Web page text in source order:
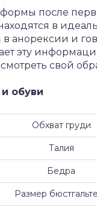
после
в
анорексии и
эту
свой
обуви
Обхват груди
Талия
Бедра
Размер